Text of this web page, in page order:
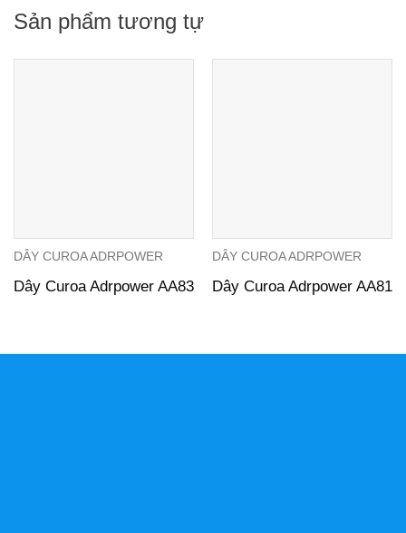
Sản phẩm tương tự
DÂY CUROA ADRPOWER
Dây Curoa Adrpower AA83
DÂY CUROA ADRPOWER
Dây Curoa Adrpower AA81